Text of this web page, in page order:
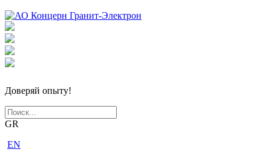
Доверяй опыту!
GR
EN